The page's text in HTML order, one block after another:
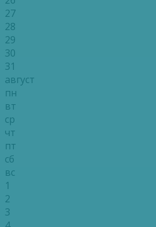
27
28
29
30
31
август
пн
вт
ср
чт
пт
сб
вс
1
2
3